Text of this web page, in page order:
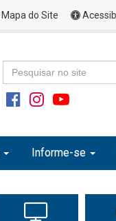
Mapa do Site
Informe-se